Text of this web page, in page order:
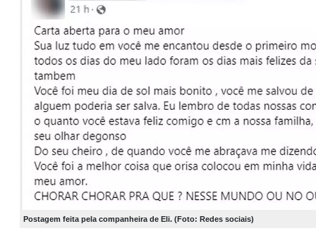
Postagem feita pela companheira de Eli. (Foto: Redes sociais)